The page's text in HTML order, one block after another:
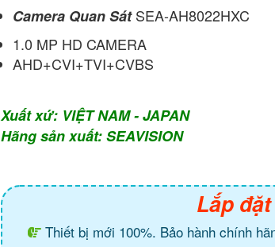
Camera Quan SátSEA-AH8022HXC
1.0 MP HD CAMERA
AHD+CVI+TVI+CVBS
Xuất xứ: VIỆT NAM - JAPAN
Hãng sản xuất: SEAVISION
Lắp
Thiết bị mới 100%. Bảo hành chính